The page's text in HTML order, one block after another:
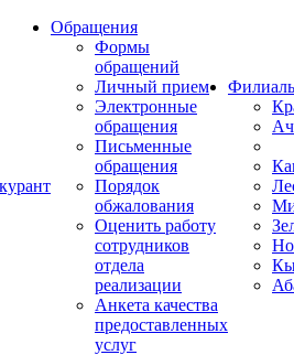
Обращения
Формы
обращений
Личный прием
Электронные
обращения
Письменные
обращения
Порядок
обжалования
Оценить работу
сотрудников
отдела
реализации
Анкета качества
предоставленных
услуг